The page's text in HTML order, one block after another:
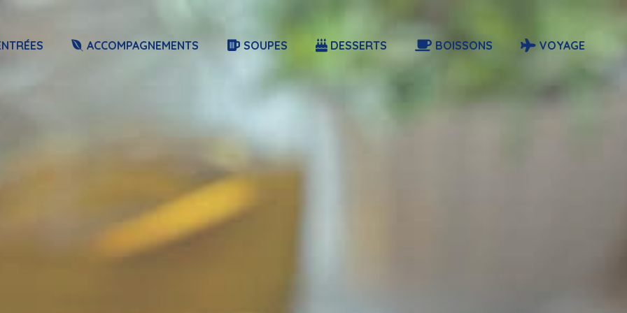
ACCOMPAGNEMENTS SOUPES DESSERTS BOISSONS VOYAGE